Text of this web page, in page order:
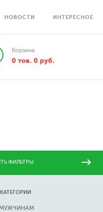
НОВОСТИ ИНТЕРЕСНОЕ
Корзина
0 тов. 0руб.
ФИЛЬТРЫ
КАТЕГОРИИ
МУЖЧИНАМ